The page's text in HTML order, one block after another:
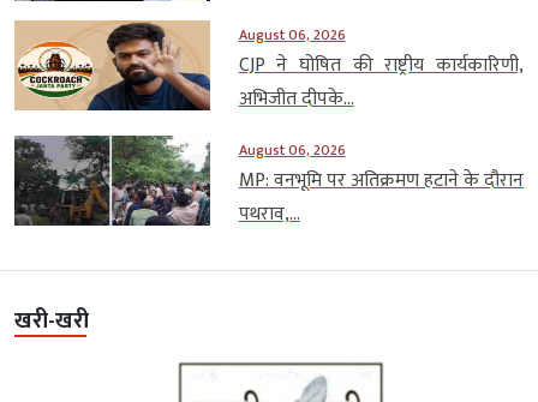
August 06, 2026
CJP ने घोषित की राष्ट्रीय कार्यकारिणी,
अभिजीत दीपके...
August 06, 2026
MP: वनभूमि पर अतिक्रमण हटाने के दौरान
पथराव,...
खरी-खरी